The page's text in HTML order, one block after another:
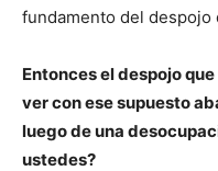
fundamento del despojo
Entonces el despojo
ver con ese supuesto
luego de una
ustedes?